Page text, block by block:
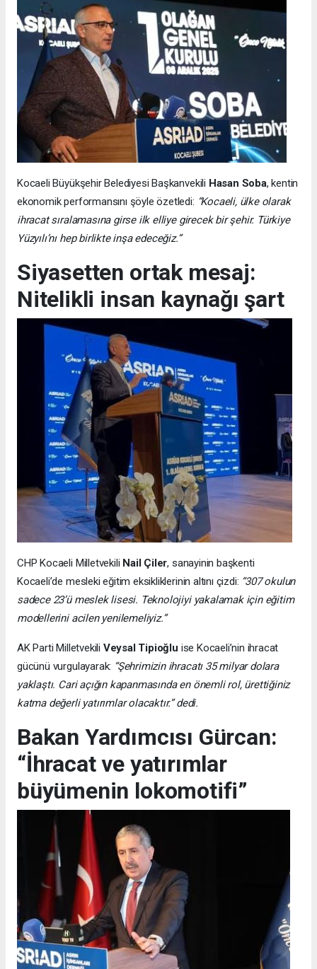
Kocaeli Büyükşehir Belediyesi Başkanvekili Hasan Soba, kentin
ekonomik performansını şöyle özetledi: “Kocaeli, ülke olarak
ihracat sıralamasına girse ilk elliye girecek bir şehir. Türkiye
Yüzyılı’nı hep birlikte inşa edeceğiz.”
Siyasetten ortak mesaj:
Nitelikli insan kaynağı şart
CHP Kocaeli Milletvekili Nail Çiler, sanayinin başkenti
Kocaeli’de mesleki eğitim eksikliklerinin altını çizdi: “307 okulun
sadece 23’ü meslek lisesi. Teknolojiyi yakalamak için eğitim
modellerini acilen yenilemeliyiz.”
AK Parti Milletvekili Veysal Tipioğlu ise Kocaeli’nin ihracat
gücünü vurgulayarak: “Şehrimizin ihracatı 35 milyar dolara
yaklaştı. Cari açığın kapanmasında en önemli rol, ürettiğiniz
katma değerli yatırımlar olacaktır.” dedi.
Bakan Yardımcısı Gürcan:
“İhracat ve yatırımlar
büyümenin lokomotifi”